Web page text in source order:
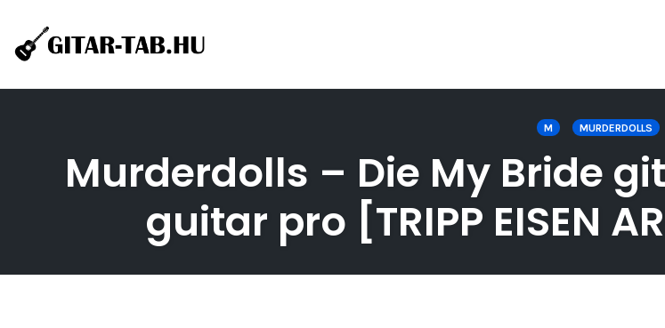
M MURDERDOLLS
Murderdolls – Die My Bride
guitar pro [TRIPP EISEN